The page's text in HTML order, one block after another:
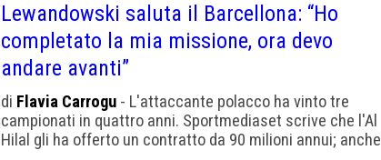
Lewandowski saluta il Barcellona: “Ho
completato la mia missione, ora devo
andare avanti”
di Flavia Carrogu - L'attaccante polacco ha vinto tre
campionati in quattro anni. Sportmediaset scrive che l'Al
Hilal gli ha offerto un contratto da 90 milioni annui; anche